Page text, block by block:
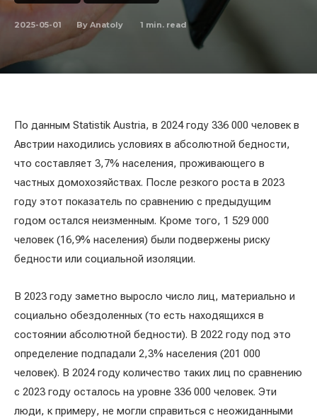
2025-05-01 By Anatoly 1 min. read
По данным Statistik Austria, в 2024 году 336 000 человек в
Австрии находились условиях в абсолютной бедности,
что составляет 3,7% населения, проживающего в
частных домохозяйствах. После резкого роста в 2023
году этот показатель по сравнению с предыдущим
годом остался неизменным. Кроме того, 1 529 000
человек (16,9% населения) были подвержены риску
бедности или социальной изоляции.
В 2023 году заметно выросло число лиц, материально и
социально обездоленных (то есть находящихся в
состоянии абсолютной бедности). В 2022 году под это
определение подпадали 2,3% населения (201 000
человек). В 2024 году количество таких лиц по сравнению
с 2023 году осталось на уровне 336 000 человек. Эти
люди, к примеру, не могли справиться с неожиданными